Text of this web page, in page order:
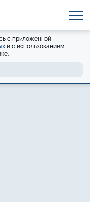
с приложенной
и с использованием